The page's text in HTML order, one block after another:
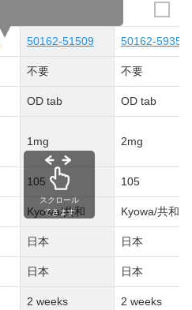
50162-51509 50162-59351
不要 不要
OD tab OD tab
1mg 2mg
105 105
Kyowa/共和 Kyowa/共和
日本 日本
日本 日本
2 weeks 2 weeks
スクロール
できます